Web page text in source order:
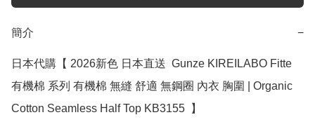
簡介 −
日本代購【 2026新色 日本直送  Gunze KIREILABO Fitte
有機棉 系列 有機棉 無縫 舒適 無鋼圈 內衣 胸圍 | Organic
Cotton Seamless Half Top KB3155  】